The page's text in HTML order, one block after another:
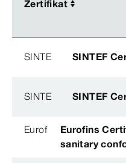
Zertifikat
Zertifikat
SINTE SINTEF
SINTE SINTEF
Eurof
Eurofins
sanitary